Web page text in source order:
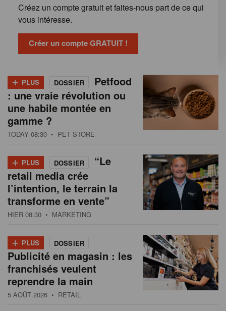
Créez un compte gratuit et faites-nous part de ce qui
vous intéresse.
Créer un compte GRATUIT !
+ PLUS DOSSIER
Petfood
: une vraie révolution ou
une habile montée en
gamme ?
TODAY 08:30 • PET STORE
+ PLUS DOSSIER
“Le
retail media crée
l’intention, le terrain la
transforme en vente”
HIER 08:30 • MARKETING
+ PLUS DOSSIER
Publicité en magasin : les
franchisés veulent
reprendre la main
5 AOÛT 2026 • RETAIL